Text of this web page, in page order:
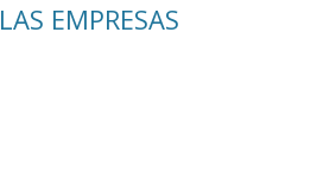
EMPRESAS